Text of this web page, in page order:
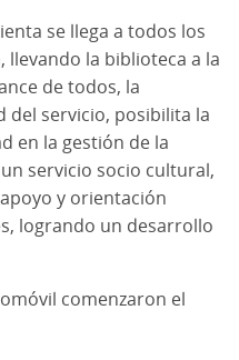
se llega a todos los
la biblioteca a la
de todos, la
del servicio, posibilita la
en la gestión de la
servicio socio cultural,
y orientación
logrando un desarrollo
comenzaron el